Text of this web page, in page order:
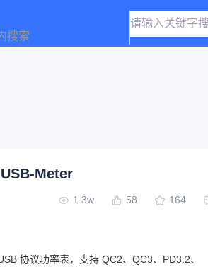
搜索
Meter
1.3w 58 164
协议功率表，支持 QC2、QC3、PD3.2、